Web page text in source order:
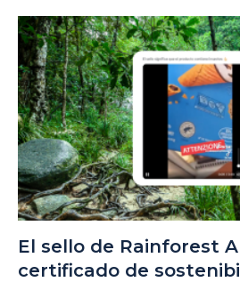
El sello de Rainforest
certificado de